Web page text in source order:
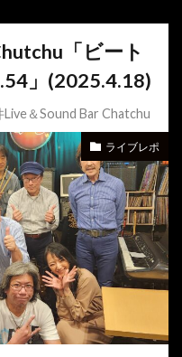
「ビート
」(2025.4.18)
Live＆Sound Bar Chatchu
ライブレポ